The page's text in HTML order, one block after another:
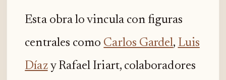
Esta obra lo vincula con figuras
centrales como Carlos Gardel, Luis
Díazy Rafael Iriart, colaboradores